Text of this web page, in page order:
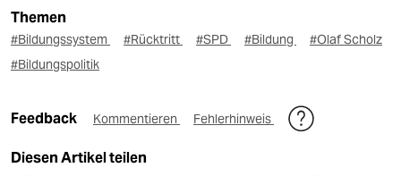
Themen
#Bildungssystem #Rücktritt #SPD #Bildung
#Olaf Scholz
#Bildungspolitik
Feedback Kommentieren Fehlerhinweis
Diesen Artikel teilen